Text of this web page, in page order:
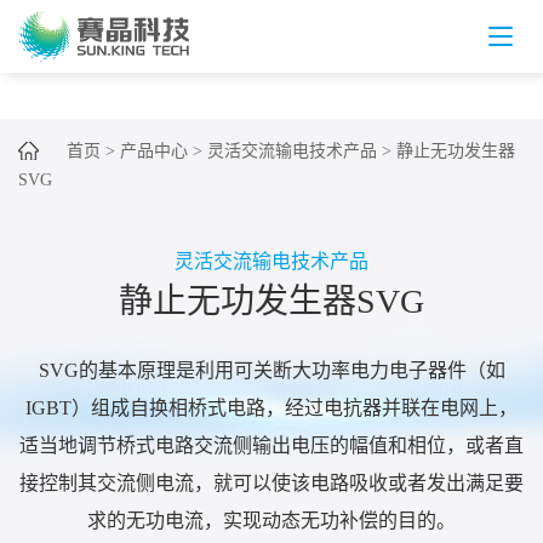
首页 > 产品中心 > 灵活交流输电技术产品 > 静止无功发生器
SVG
灵活交流输电技术产品
静止无功发生器SVG
SVG的基本原理是利用可关断大功率电力电子器件（如
IGBT）组成自换相桥式电路，经过电抗器并联在电网上，
适当地调节桥式电路交流侧输出电压的幅值和相位，或者直
接控制其交流侧电流，就可以使该电路吸收或者发出满足要
求的无功电流，实现动态无功补偿的目的。